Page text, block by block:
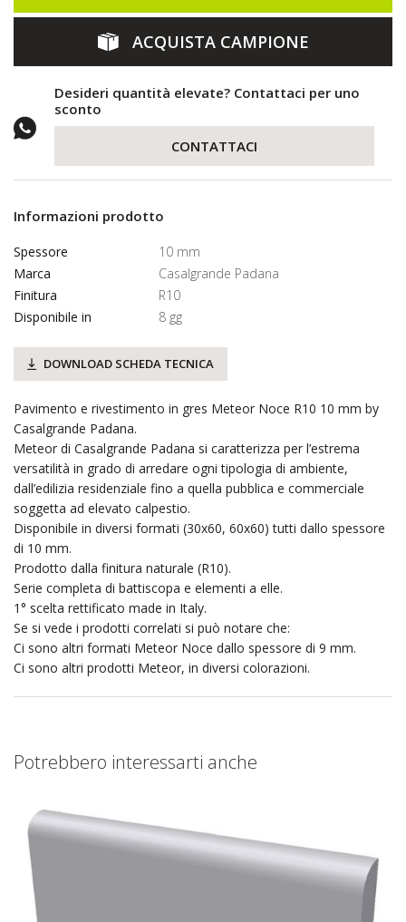
ACQUISTA CAMPIONE
Desideri quantità elevate? Contattaci per uno
sconto
CONTATTACI
Informazioni prodotto
Spessore
10 mm
Marca
Casalgrande Padana
Finitura
R10
Disponibile in
8 gg
DOWNLOAD SCHEDA TECNICA
Pavimento e rivestimento in gres Meteor Noce R10 10 mm by
Casalgrande Padana.
Meteor di Casalgrande Padana si caratterizza per l’estrema
versatilità in grado di arredare ogni tipologia di ambiente,
dall’edilizia residenziale fino a quella pubblica e commerciale
soggetta ad elevato calpestio.
Disponibile in diversi formati (30x60, 60x60) tutti dallo spessore
di 10 mm.
Prodotto dalla finitura naturale (R10).
Serie completa di battiscopa e elementi a elle.
1° scelta rettificato made in Italy.
Se si vede i prodotti correlati si può notare che:
Ci sono altri formati Meteor Noce dallo spessore di 9 mm.
Ci sono altri prodotti Meteor, in diversi colorazioni.
Potrebbero interessarti anche